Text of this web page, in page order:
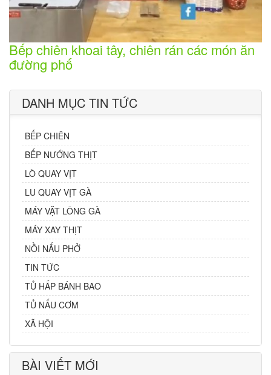
Bếp chiên khoai tây, chiên rán các món ăn
đường phố
DANH MỤC TIN TỨC
BẾP CHIÊN
BẾP NƯỚNG THỊT
LÒ QUAY VỊT
LU QUAY VỊT GÀ
MÁY VẶT LÔNG GÀ
MÁY XAY THỊT
NỒI NẤU PHỞ
TIN TỨC
TỦ HẤP BÁNH BAO
TỦ NẤU CƠM
XÃ HỘI
BÀI VIẾT MỚI